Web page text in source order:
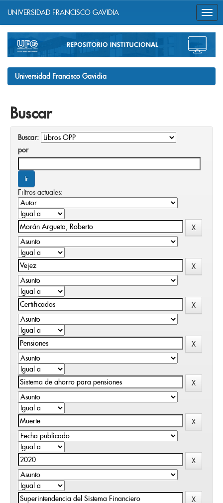
navigation
UNIVERSIDAD FRANCISCO GAVIDIA
Universidad Francisco Gavidia
Buscar
Buscar:
por
Filtros actuales: